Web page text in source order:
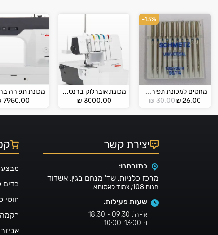
-13%
מחטים למכונת תפירה ביתית SCHMETZ 90
₪30.00
המחיר
היה:
₪ 26.00
המחיר
הוא:
מכונת אוברלוק ברנט b44
₪ 3000.00
7950.00
יצירת קשר
כתובתנו:
מרכז כלניות, שד' מנחם בגין, אשדוד
חנות 108, צמוד לאסותא
שעות פעילות:
א'-ה': 09:30 - 18:30
ו': 10:00-13:00
בדים
חוטי
רקמה